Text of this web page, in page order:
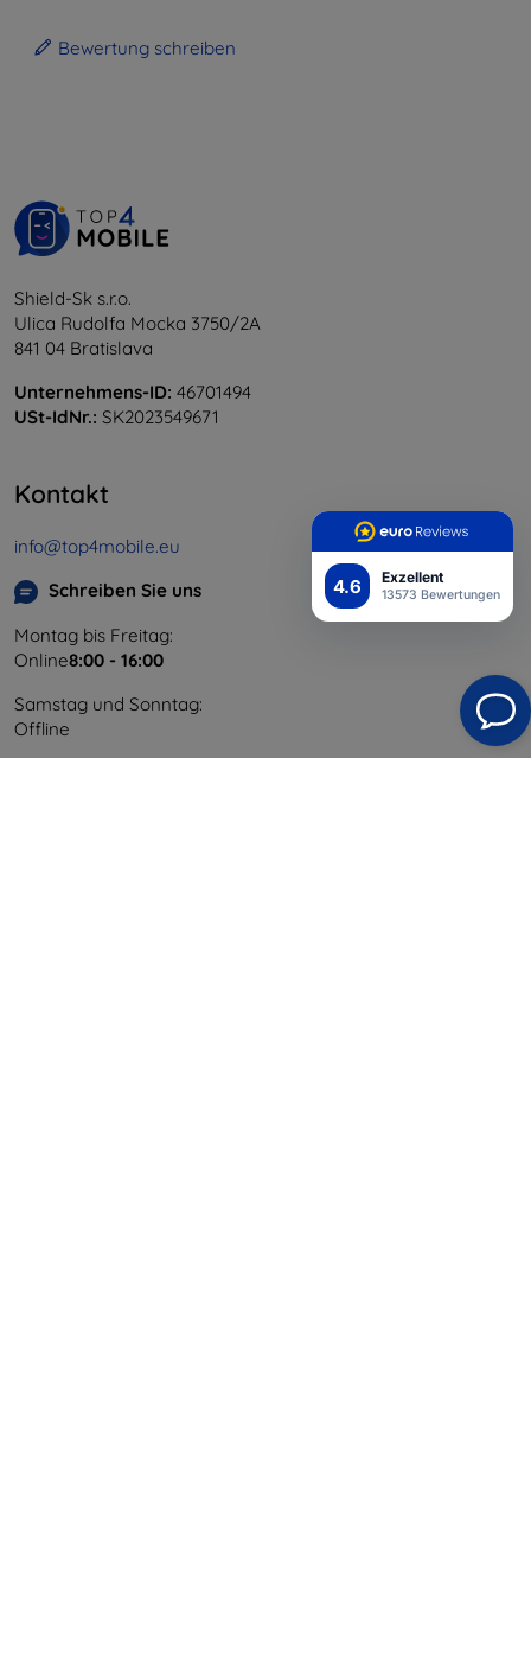
4.6 Exzellent
13573 Bewertungen
Bewertung schreiben
Shield-Sk s.r.o.
Ulica Rudolfa Mocka 3750/2A
841 04 Bratislava
Unternehmens-ID: 46701494
USt-IdNr.: SK2023549671
Kontakt
info@top4mobile.eu
Schreiben Sie uns
Montag bis Freitag:
Online8:00 - 16:00
Samstag und Sonntag:
Offline